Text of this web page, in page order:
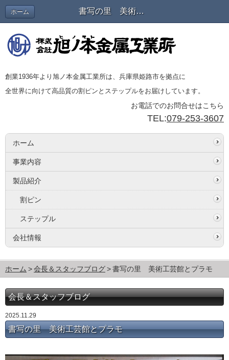
書写の里 美術工芸館とプラモ | 会長＆スタッフブログ
ホーム
創業1936年より旭ノ本金属工業所は、兵庫県姫路市を拠点に
全世界に向けて高品質の割ピンとステップルをお届けしています。
お電話でのお問合せはこちら
TEL:079-253-3607
ホーム
事業内容
製品紹介
割ピン
ステップル
会社情報
ホーム 会長＆スタッフブログ 書写の里 美術工芸館とプラモ
会長＆スタッフブログ
2025.11.29
書写の里 美術工芸館とプラモ